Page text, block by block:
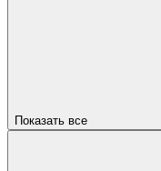
Показать все